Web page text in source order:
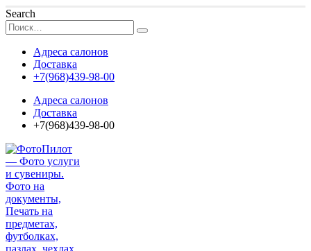
Search
Адреса салонов
Доставка
+7(968)439-98-00
Адреса салонов
Доставка
+7(968)439-98-00